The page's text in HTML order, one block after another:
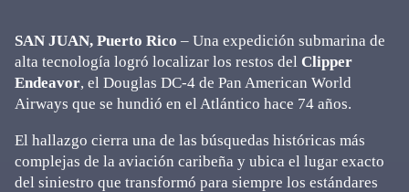
SAN JUAN, Puerto Rico – Una expedición submarina de
alta tecnología logró localizar los restos del Clipper
Endeavor, el Douglas DC-4 de Pan American World
Airways que se hundió en el Atlántico hace 74 años.
El hallazgo cierra una de las búsquedas históricas más
complejas de la aviación caribeña y ubica el lugar exacto
del siniestro que transformó para siempre los estándares